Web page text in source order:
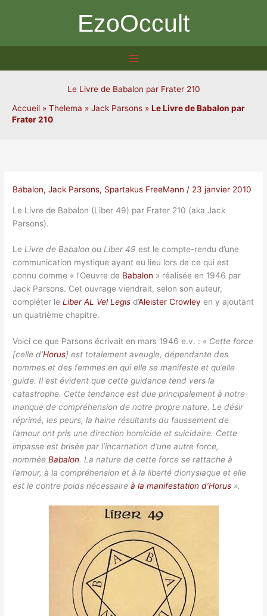
EzoOccult
Le Livre de Babalon par Frater 210
Accueil » Thelema » Jack Parsons » Le Livre de Babalon par
Frater 210
Babalon,Jack Parsons, Spartakus FreeMann / 23 janvier 2010
Le Livre de Babalon (Liber 49) par Frater 210 (aka Jack
Parsons).
LeLivre de Babalon ouLiber 49 est le compte-rendu d’une
communication mystique ayant eu lieu lors de ce qui est
connu comme « l’Oeuvre de Babalon » réalisée en 1946 par
Jack Parsons. Cet ouvrage viendrait, selon son auteur,
compléter leLiber AL Vel Legis d’Aleister Crowley en y ajoutant
un quatrième chapitre.
Voici ce que Parsons écrivait en mars 1946 e.v. : « Cette force
[celle d’Horus] est totalement aveugle, dépendante des
hommes et des femmes en qui elle se manifeste et qu’elle
guide. Il est évident que cette guidance tend vers la
catastrophe. Cette tendance est due principalement à notre
manque de compréhension de notre propre nature. Le désir
réprimé, les peurs, la haine résultants du faussement de
l’amour ont pris une direction homicide et suicidaire. Cette
impasse est brisée par l’incarnation d’une autre force,
nomméeBabalon. La nature de cette force se rattache à
l’amour, à la compréhension et à la liberté dionysiaque et elle
est le contre poids nécessaireà la manifestation d’Horus ».